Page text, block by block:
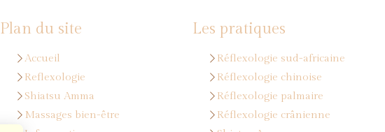
Plan du site
Accueil
Reflexologie
Shiatsu Amma
Massages bien-être
Les pratiques
Réflexologie sud-africaine
Réflexologie chinoise
Réflexologie palmaire
Réflexologie crânienne